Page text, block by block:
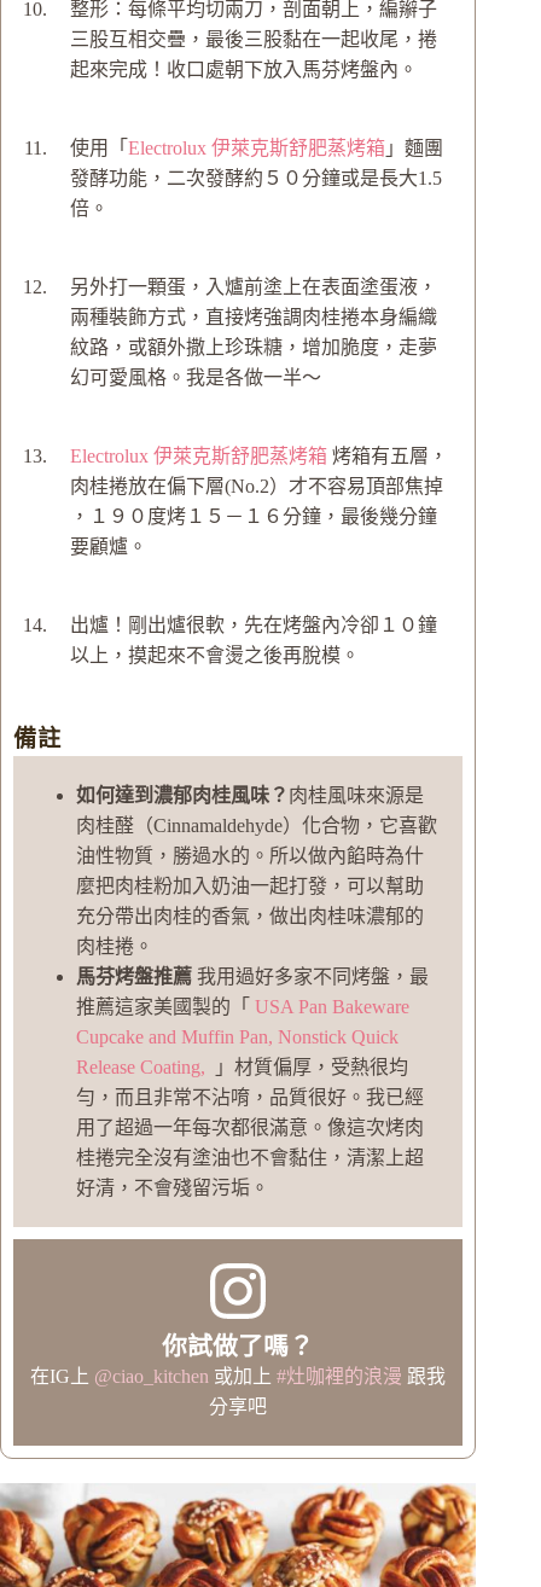
整形：每條平均切兩刀，剖面朝上，編辮子
三股互相交疊，最後三股黏在一起收尾，捲
起來完成！收口處朝下放入馬芬烤盤內。
使用「 Electrolux 伊萊克斯舒肥蒸烤箱 」麵團
發酵功能，二次發酵約５０分鐘或是長大1.5
倍。
另外打一顆蛋，入爐前塗上在表面塗蛋液，
兩種裝飾方式，直接烤強調肉桂捲本身編織
紋路，或額外撒上珍珠糖，增加脆度，走夢
幻可愛風格。我是各做一半～
Electrolux 伊萊克斯舒肥蒸烤箱 烤箱有五層，
肉桂捲放在偏下層(No.2）才不容易頂部焦掉
，１９０度烤１５－１６分鐘，最後幾分鐘
要顧爐。
出爐！剛出爐很軟，先在烤盤內冷卻１０鐘
以上，摸起來不會燙之後再脫模。
備註
如何達到濃郁肉桂風味？ 肉桂風味來源是
肉桂醛（Cinnamaldehyde）化合物，它喜歡
油性物質，勝過水的。所以做內餡時為什
麼把肉桂粉加入奶油一起打發，可以幫助
充分帶出肉桂的香氣，做出肉桂味濃郁的
肉桂捲。
馬芬烤盤推薦 我用過好多家不同烤盤，最
推薦這家美國製的「 USA Pan Bakeware
Cupcake and Muffin Pan, Nonstick Quick
Release Coating,
」材質偏厚，受熱很均
勻，而且非常不沾唷，品質很好。我已經
用了超過一年每次都很滿意。像這次烤肉
桂捲完全沒有塗油也不會黏住，清潔上超
好清，不會殘留污垢。
你試做了嗎？
在IG上 @ciao_kitchen 或加上#灶咖裡的浪漫 跟我
分享吧